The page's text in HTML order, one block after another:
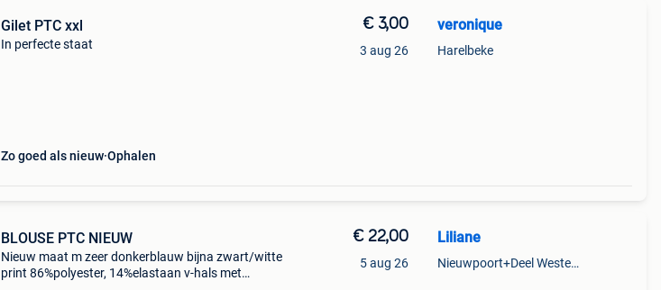
Gilet PTC xxl
In perfecte staat
Zo goed als nieuw Ophalen
€ 3,00
3 aug 26
veronique
Harelbeke
BLOUSE PTC NIEUW
Nieuw maat m zeer donkerblauw bijna zwart/witte
print 86%polyester, 14%elastaan v-hals met
€ 22,00
5 aug 26
Liliane
Nieuwpoort+Deel Westende